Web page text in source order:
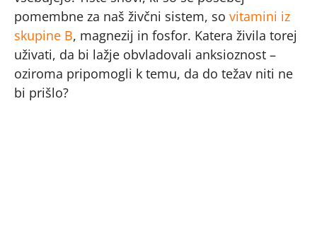
pomembne za naš živčni sistem, so vitamini iz
skupine B, magnezij in fosfor. Katera živila torej
uživati, da bi lažje obvladovali anksioznost –
oziroma pripomogli k temu, da do težav niti ne
bi prišlo?